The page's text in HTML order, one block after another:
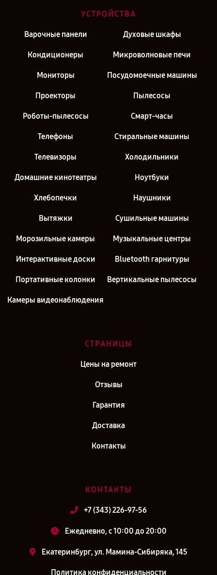
УСТРОЙСТВА
Варочные панели Духовые шкафы
Кондиционеры Микроволновые печи
Мониторы Посудомоечные машины
Проекторы Пылесосы
Роботы-пылесосы Смарт-часы
Телефоны Стиральные машины
Телевизоры Холодильники
Домашние кинотеатры Ноутбуки
Хлебопечки Наушники
Вытяжки Сушильные машины
Морозильные камеры Музыкальные центры
Интерактивные доски Bluetooth гарнитуры
Портативные колонки Вертикальные пылесосы
Камеры видеонаблюдения
СТРАНИЦЫ
Цены на ремонт
Отзывы
Гарантия
Доставка
Контакты
КОНТАКТЫ
+7 (343) 226-97-56
Ежедневно, с 10:00 до 20:00
Екатеринбург, ул. Мамина-Сибиряка, 145
Политика конфиденциальности